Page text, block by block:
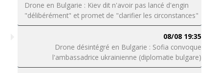
Drone en Bulgarie : Kiev dit n'avoir pas lancé d'engin
"délibérément" et promet de "clarifier les circonstances"
08/08 19:35
Drone désintégré en Bulgarie : Sofia convoque
l'ambassadrice ukrainienne (diplomatie bulgare)